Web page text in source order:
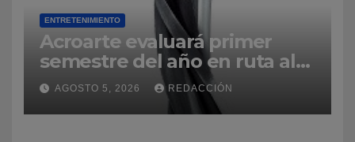
ENTRETENIMIENTO
Acroarte evaluará primer
semestre del año en ruta al
Premios Soberano 2027
AGOSTO 5, 2026 REDACCIÓN